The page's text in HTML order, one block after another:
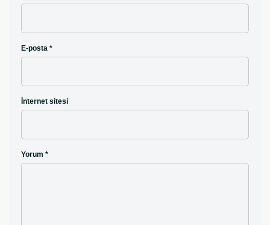
E-posta *
İnternet sitesi
Yorum *